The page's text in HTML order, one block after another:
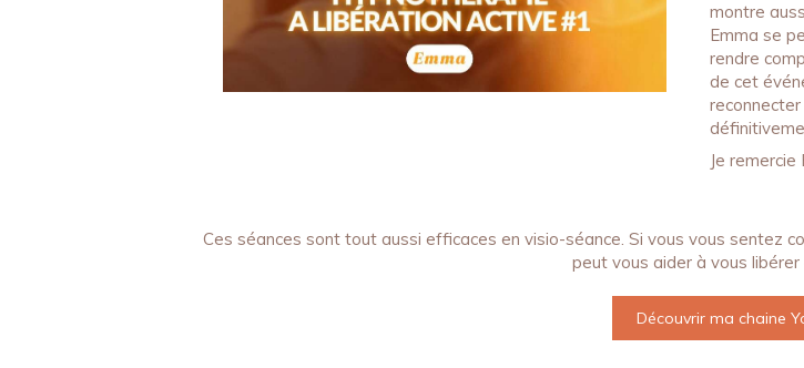
montre
Emma se
rendre
de cet
Je
Ces séances sont tout aussi efficaces en visio-séance. Si vous vous sentez
peut vous aider à vous
Découvrir ma chaine